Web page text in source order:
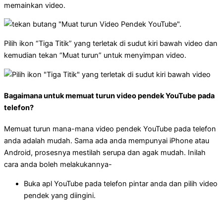
memainkan video.
Pilih ikon “Tiga Titik” yang terletak di sudut kiri bawah video dan
kemudian tekan “Muat turun” untuk menyimpan video.
Bagaimana untuk memuat turun video pendek YouTube pada
telefon?
Memuat turun mana-mana video pendek YouTube pada telefon
anda adalah mudah. Sama ada anda mempunyai iPhone atau
Android, prosesnya mestilah serupa dan agak mudah. Inilah
cara anda boleh melakukannya-
Buka apl YouTube pada telefon pintar anda dan pilih video
pendek yang diingini.